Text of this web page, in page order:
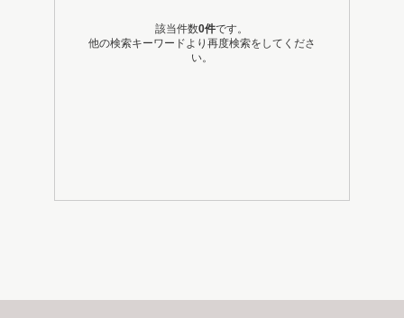
該当件数0件です。
他の検索キーワードより再度検索をしてくださ
い。